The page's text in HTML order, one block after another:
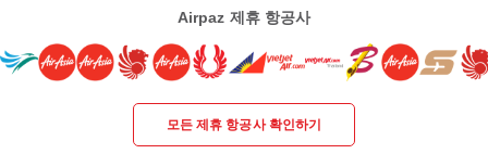
Airpaz 제휴 항공사
모든 제휴 항공사 확인하기